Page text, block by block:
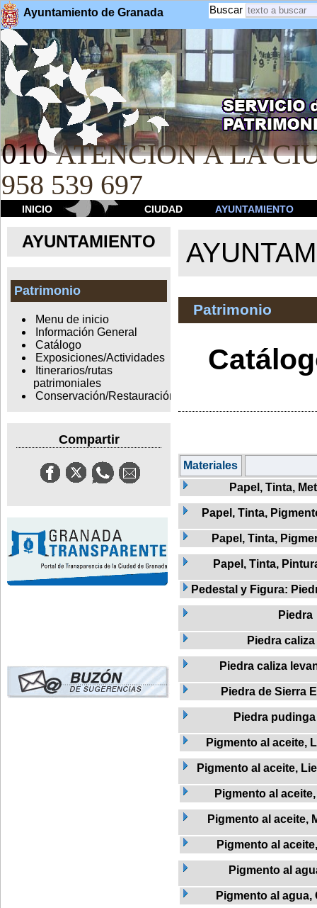
Ayuntamiento de Granada Buscar
010 ATENCION A LA
958 539 697
INICIO CIUDAD AYUNTAMIENTO
AYUNTAMIENTO
Patrimonio
Menu de inicio
Información General
Catálogo
Exposiciones/Actividades
Itinerarios/rutas
patrimoniales
Conservación/Restauración
Compartir
Patrimonio
Materiales
Papel, Tinta,
Papel, Tinta,
Papel, Tinta,
Papel, Tinta,
Pedestal y Figura:
Piedra
Piedra caliza
Piedra caliza
Piedra de Sierra
Piedra pudinga
Pigmento al aceite,
Pigmento al aceite,
Pigmento al
Pigmento al aceite,
Pigmento al
Pigmento al
Pigmento al agua,